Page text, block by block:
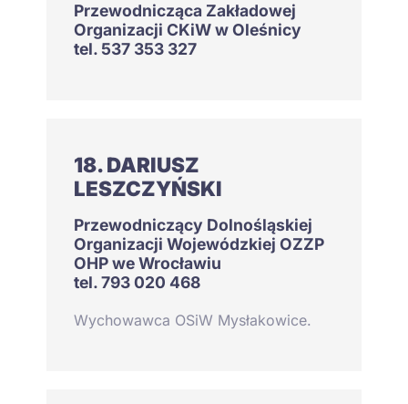
Przewodnicząca Zakładowej
Organizacji CKiW w Oleśnicy
tel. 537 353 327
18. DARIUSZ
LESZCZYŃSKI
Przewodniczący Dolnośląskiej
Organizacji Wojewódzkiej OZZP
OHP we Wrocławiu
tel. 793 020 468
Wychowawca OSiW Mysłakowice.